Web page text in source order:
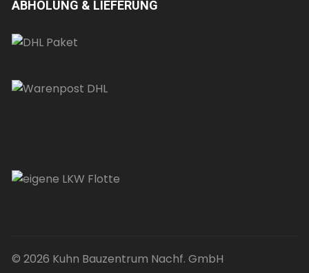
ABHOLUNG & LIEFERUNG
© 2026 Kuhn Bauzentrum Nachf. GmbH